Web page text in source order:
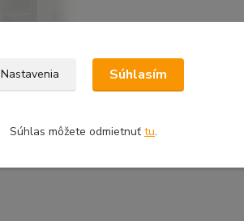
Nastavenia Súhlasím
Súhlas môžete odmietnuť tu.